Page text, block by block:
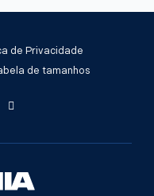
de Privacidade
de tamanhos